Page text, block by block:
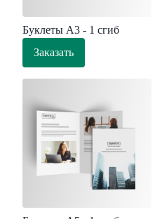
Буклеты А3 - 1 сгиб
Заказать